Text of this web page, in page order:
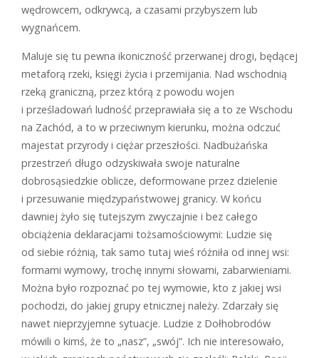
wędrowcem, odkrywcą, a czasami przybyszem lub
wygnańcem.
Maluje się tu pewna ikoniczność przerwanej drogi, będącej
metaforą rzeki, księgi życia i przemijania. Nad wschodnią
rzeką graniczną, przez którą z powodu wojen
i prześladowań ludność przeprawiała się a to ze Wschodu
na Zachód, a to w przeciwnym kierunku, można odczuć
majestat przyrody i ciężar przeszłości. Nadbużańska
przestrzeń długo odzyskiwała swoje naturalne
dobrosąsiedzkie oblicze, deformowane przez dzielenie
i przesuwanie międzypaństwowej granicy. W końcu
dawniej żyło się tutejszym zwyczajnie i bez całego
obciążenia deklaracjami tożsamościowymi: Ludzie się
od siebie różnią, tak samo tutaj wieś różniła od innej wsi:
formami wymowy, trochę innymi słowami, zabarwieniami.
Można było rozpoznać po tej wymowie, kto z jakiej wsi
pochodzi, do jakiej grupy etnicznej należy. Zdarzały się
nawet nieprzyjemne sytuacje. Ludzie z Dołhobrodów
mówili o kimś, że to „nasz”, „swój”. Ich nie interesowało,